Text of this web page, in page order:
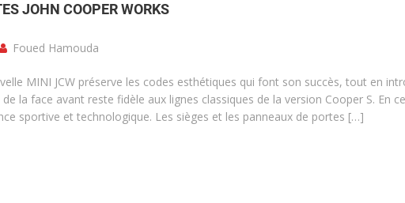
JOHN COOPER WORKS
Foued Hamouda
MINI JCW préserve les codes esthétiques qui font son succès, tout en
la face avant reste fidèle aux lignes classiques de la version Cooper S. En
sportive et technologique. Les sièges et les panneaux de portes […]